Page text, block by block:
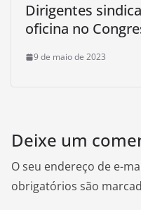
Dirigentes
oficina no
9 de maio de 2023
Deixe um
O seu endereço de e-
obrigatórios são